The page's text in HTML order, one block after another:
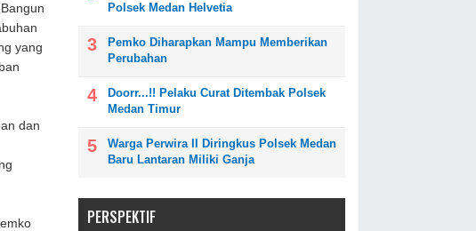
yang
dan
Polsek Medan Helvetia
Pemko Diharapkan Mampu Memberikan
Perubahan
Doorr...!! Pelaku Curat Ditembak Polsek
Medan Timur
Warga Perwira II Diringkus Polsek Medan
Baru Lantaran Miliki Ganja
PERSPEKTIF